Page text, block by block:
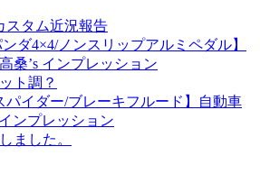
タム近況報告
ンダ4×4/ノンスリップアルミペダル】
桑’s インプレッション
ト調？
パイダー/ブレーキフルード】自動車
ンプレッション
ました。